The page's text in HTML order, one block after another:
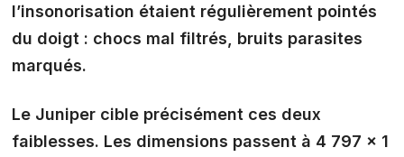
l’insonorisation étaient régulièrement pointés
du doigt : chocs mal filtrés, bruits parasites
marqués.
Le Juniper cible précisément ces deux
faiblesses. Les dimensions passent à 4 797 × 1